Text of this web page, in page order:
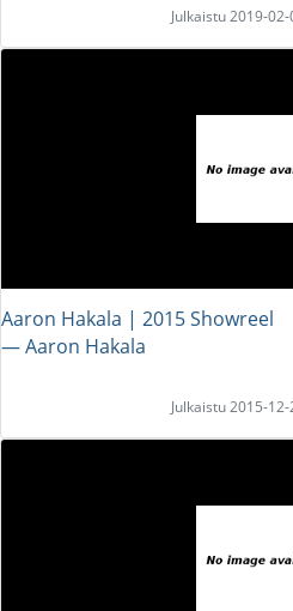
Julkaistu 2019-
Aaron Hakala | 2015 Showreel
― Aaron Hakala
Julkaistu 2015-